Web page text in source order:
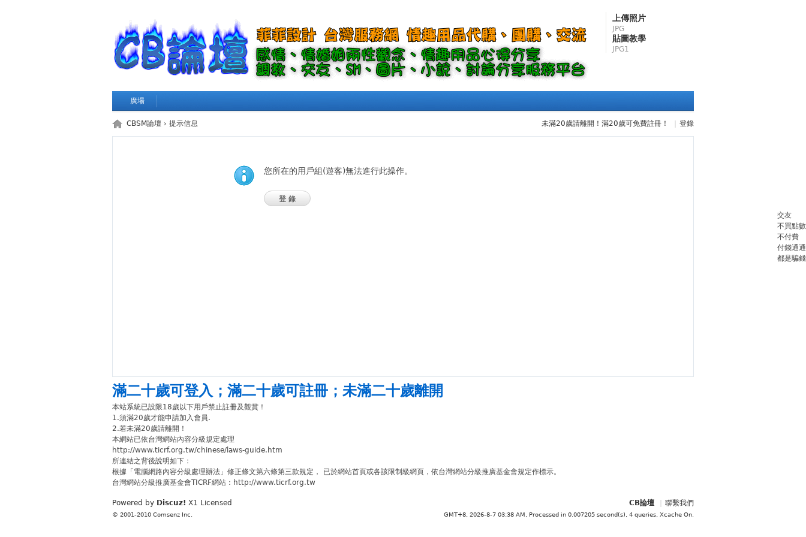
上傳照片
JPG
貼圖教學
JPG1
廣場
未滿20歲請離開！滿20歲可免費註冊！ 登錄
CBSM論壇 › 提示信息
您所在的用戶組(遊客)無法進行此操作。
登錄
滿二十歲可登入 ； 滿二十歲可註冊 ； 未滿二十歲離開
本站系統已設限18歲以下用戶禁止註冊及觀賞！
1.須滿20歲才能申請加入會員.
2.若未滿20歲請離開！
本網站已依台灣網站內容分級規定處理
http://www.ticrf.org.tw/chinese/laws-guide.htm
所連結之背後說明如下：
根據「電腦網路內容分級處理辦法」修正條文第六條第三款規定， 已於網站首頁或各該限制級網頁，依台灣網站分級推廣基金會規定作標示。
台灣網站分級推廣基金會TICRF網站：http://www.ticrf.org.tw
交友
不買點數
不付費
付錢通通
都是騙錢
CB論壇 聯繫我們
GMT+8, 2026-8-7 03:38 AM, Processed in 0.007205 second(s), 4 queries, Xcache On
Powered by Discuz! X1 Licensed
© 2001-2010 Comsenz Inc.